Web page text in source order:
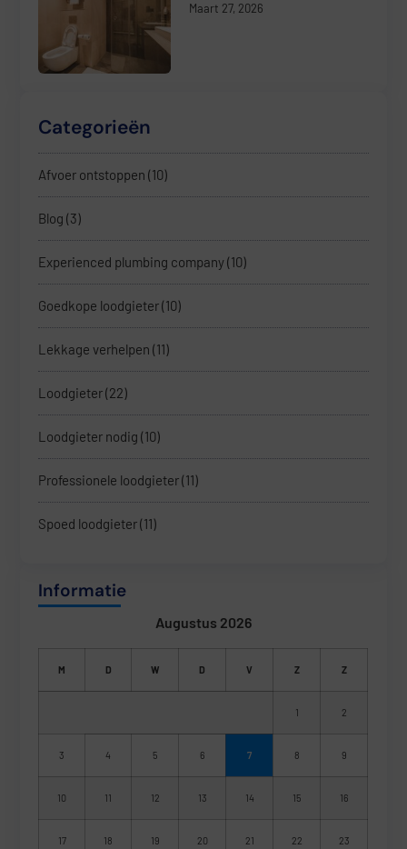
Maart 27, 2026
Informatie
Augustus 2026
M D W D V Z Z
1 2
3 4 5 6 7 8 9
10 11 12 13 14 15 16
17 18 19 20 21 22 23
Categorieën
Afvoer ontstoppen (10)
Blog (3)
Experienced plumbing company(10)
Goedkope loodgieter(10)
Lekkage verhelpen (11)
Loodgieter(22)
Loodgieter nodig (10)
Professionele loodgieter(11)
Spoed loodgieter(11)